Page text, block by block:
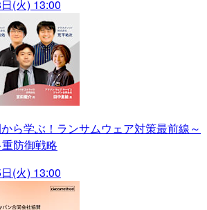
(火) 13:00
から学ぶ！ランサムウェア対策最前線～
防御戦略
(火) 13:00